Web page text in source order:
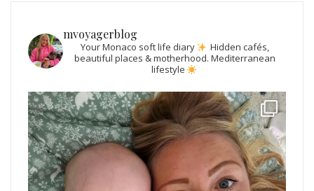
mvoyagerblog
Your Monaco soft life diary
Hidden cafés,
beautiful places & motherhood. Mediterranean
lifestyle